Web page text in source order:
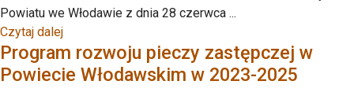
Powiatu we Włodawie z dnia 28 czerwca ...
Czytaj dalej
Program rozwoju pieczy zastępczej w
Powiecie Włodawskim w 2023-2025